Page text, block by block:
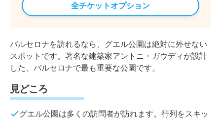
全チケットオプション
バルセロナを訪れるなら、グエル公園は絶対に外せない
スポットです。著名な建築家アントニ・ガウディが設計
した、バルセロナで最も重要な公園です。
見どころ
グエル公園は多くの訪問者が訪れます。行列をスキッ